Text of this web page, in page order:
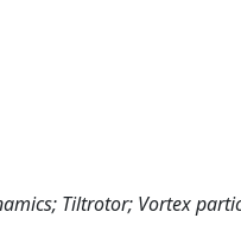
Tiltrotor; Vortex